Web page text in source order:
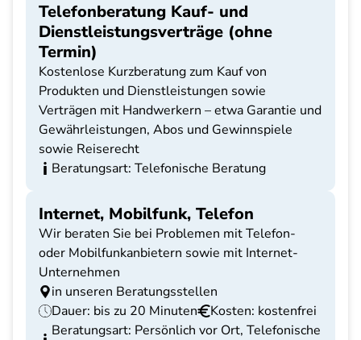
Telefonberatung Kauf- und
Dienstleistungsverträge (ohne
Termin)
Kostenlose Kurzberatung zum Kauf von
Produkten und Dienstleistungen sowie
Verträgen mit Handwerkern – etwa Garantie und
Gewährleistungen, Abos und Gewinnspiele
sowie Reiserecht
Beratungsart: Telefonische Beratung
Internet, Mobilfunk, Telefon
Wir beraten Sie bei Problemen mit Telefon-
oder Mobilfunkanbietern sowie mit Internet-
Unternehmen
in unseren Beratungsstellen
Dauer: bis zu 20 Minuten
Kosten: kostenfrei
Beratungsart: Persönlich vor Ort, Telefonische